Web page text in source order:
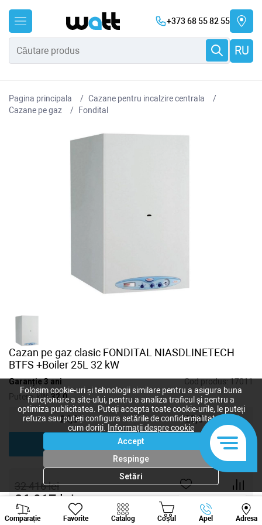
+373 68 55 82 55
RU
Pagina principala
Cazane pentru incalzire centrala
Cazane pe gaz
Fondital
Cazan pe gaz clasic FONDITAL NIASDLINETECH
BTFS +Boiler 25L 32 kW
Garanție 3 ani Cod produs:17011
Putere, kW:32,0
24,0 28,0
32 416lei
26 917lei
Comparație Favorite Catalog Coșul Apel Adresa
Viber Whatsapp
Folosim cookie-uri și tehnologii similare pentru a asigura buna
funcționare a site-ului, pentru a analiza traficul și pentru a
optimiza publicitatea. Puteți accepta toate cookie-urile, le puteți
refuza sau puteți configura setările de confidențialitate după
cum doriți.
Informații despre cookie
Accept
Respinge
Setări